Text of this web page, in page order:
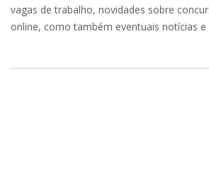
vagas de trabalho, novidades sobre
online, como também eventuais notícias e